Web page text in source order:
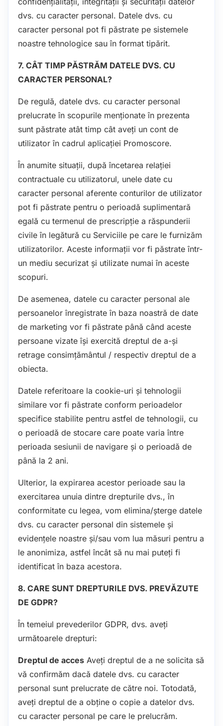
dvs. cu caracter personal. Datele dvs. cu
caracter personal pot fi păstrate pe sistemele
noastre tehnologice sau în format tipărit.
7. CÂT TIMP PĂSTRĂM DATELE DVS. CU
CARACTER PERSONAL?
De regulă, datele dvs. cu caracter personal
prelucrate în scopurile menționate în prezenta
sunt păstrate atât timp cât aveți un cont de
utilizator în cadrul aplicației Promoscore.
În anumite situații, după încetarea relației
contractuale cu utilizatorul, unele date cu
caracter personal aferente conturilor de utilizator
pot fi păstrate pentru o perioadă suplimentară
egală cu termenul de prescripție a răspunderii
civile în legătură cu Serviciile pe care le furnizăm
utilizatorilor. Aceste informații vor fi păstrate într-
un mediu securizat și utilizate numai în aceste
scopuri.
De asemenea, datele cu caracter personal ale
persoanelor înregistrate în baza noastră de date
de marketing vor fi păstrate până când aceste
persoane vizate își exercită dreptul de a-și
retrage consimțământul / respectiv dreptul de a
obiecta.
Datele referitoare la cookie-uri și tehnologii
similare vor fi păstrate conform perioadelor
specifice stabilite pentru astfel de tehnologii, cu
o perioadă de stocare care poate varia între
perioada sesiunii de navigare și o perioadă de
până la 2 ani.
Ulterior, la expirarea acestor perioade sau la
exercitarea unuia dintre drepturile dvs., în
conformitate cu legea, vom elimina/șterge datele
dvs. cu caracter personal din sistemele și
evidențele noastre și/sau vom lua măsuri pentru a
le anonimiza, astfel încât să nu mai puteți fi
identificat în baza acestora.
8. CARE SUNT DREPTURILE DVS. PREVĂZUTE
DE GDPR?
În temeiul prevederilor GDPR, dvs. aveți
următoarele drepturi:
Dreptul de acces Aveți dreptul de a ne solicita să
vă confirmăm dacă datele dvs. cu caracter
personal sunt prelucrate de către noi. Totodată,
aveți dreptul de a obține o copie a datelor dvs.
cu caracter personal pe care le prelucrăm.